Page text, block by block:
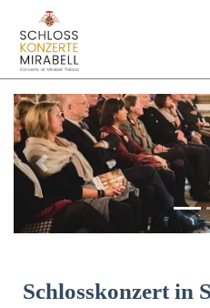
Previous
Schlosskonzert in